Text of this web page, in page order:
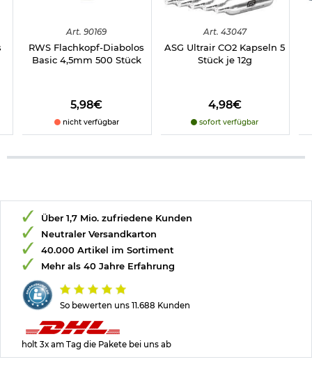
Art. 90169
RWS Flachkopf-Diabolos
Basic 4,5mm 500 Stück
5,98€
nicht verfügbar
Art. 43047
ASG Ultrair CO2 Kapseln 5
Stück je 12g
4,98€
sofort verfügbar
So bewerten uns 11.688 Kunden
Über 1,7 Mio. zufriedene Kunden
Neutraler Versandkarton
40.000 Artikel im Sortiment
Mehr als 40 Jahre Erfahrung
holt 3x am Tag die Pakete bei uns ab